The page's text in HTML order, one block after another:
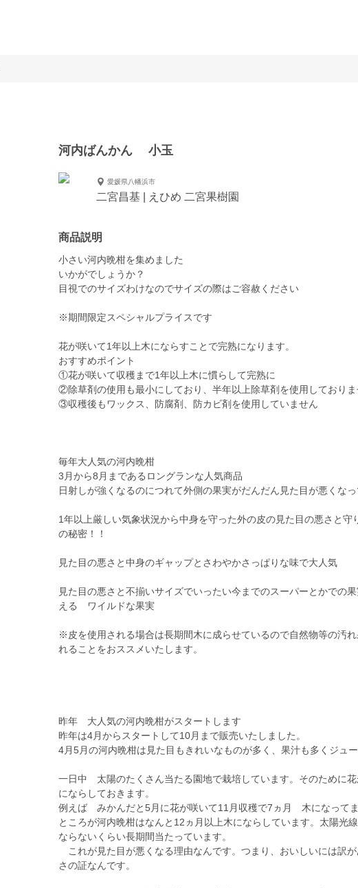
河内ばんかん 小玉
愛媛県八幡浜市
二宮昌基 | えひめ 二宮果樹園
商品説明
小さい河内晩柑を集めました
いかがでしょうか？
目視でのサイズわけなのでサイズの際はご容赦ください
※期間限定スペシャルプライスです
花が咲いて1年以上木にならすことで完熟になります。
おすすめポイント
①花が咲いて収穫まで1年以上木に慣らして完熟に
②除草剤の使用も最小にしており、半年以上除草剤を使用しておりま
③収穫後もワックス、防腐剤、防カビ剤を使用していません
毎年大人気の河内晩柑
3月から8月まであるロングランな人気商品
日射しが強くなるのにつれて外側の果実がだんだん見た目が悪くな
1年以上厳しい気象状況から中身を守った外の皮の見た目の悪さと守
の秘密！！
見た目の悪さと中身のギャップとさわやかさっぱりな味で大人気
見た目の悪さと不揃いサイズでいったい今までのスーパーとかでの
える ワイルドな果実
※皮を使用される場合は長期間木に成らせているので自然物等の汚
れることをおススメいたします。
昨年 大人気の河内晩柑がスタートします
昨年は4月からスタートして10月まで販売いたしました。
4月5月の河内晩柑は見た目もきれいなものが多く、果汁も多くジュー
一日中 太陽のたくさん当たる園地で栽培しています。そのために
にならしておきます。
例えば みかんだと5月に花が咲いて11月収穫で7ヵ月 木になって
ところが河内晩柑はなんと12ヵ月以上木にならしています。太陽光
ならないくらい長期間当たっています。
これが見た目が悪くなる理由なんです。つまり、おいしいには訳
さの証なんです。